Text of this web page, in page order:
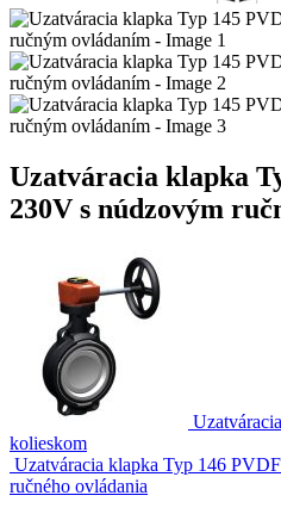
Uzatváracia klapka
230V s núdzovým
kolieskom
Uzatváracia klapka Typ 146
ručného ovládania